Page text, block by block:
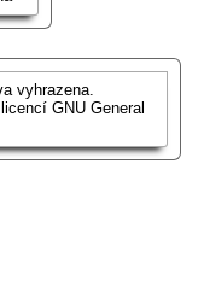
vyhrazena.
GNU General